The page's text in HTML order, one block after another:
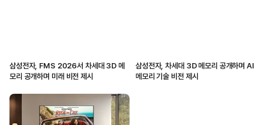
삼성전자, FMS 2026서 차세대 3D 메
모리 공개하며 미래 비전 제시
삼성전자, 차세대 3D 메모리 공개하며 AI
메모리 기술 비전 제시